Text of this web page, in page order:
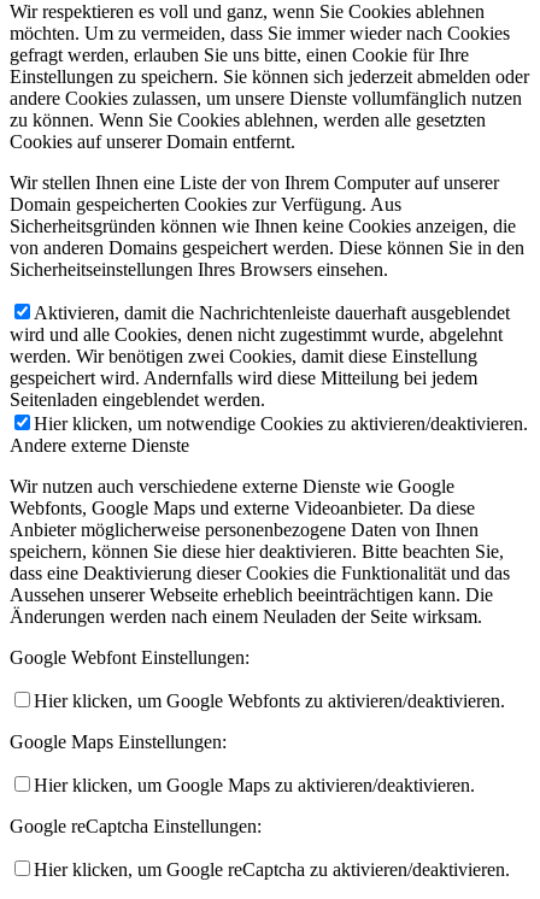
Wir respektieren es voll und ganz, wenn Sie Cookies ablehnen
möchten. Um zu vermeiden, dass Sie immer wieder nach Cookies
gefragt werden, erlauben Sie uns bitte, einen Cookie für Ihre
Einstellungen zu speichern. Sie können sich jederzeit abmelden oder
andere Cookies zulassen, um unsere Dienste vollumfänglich nutzen
zu können. Wenn Sie Cookies ablehnen, werden alle gesetzten
Cookies auf unserer Domain entfernt.
Wir stellen Ihnen eine Liste der von Ihrem Computer auf unserer
Domain gespeicherten Cookies zur Verfügung. Aus
Sicherheitsgründen können wie Ihnen keine Cookies anzeigen, die
von anderen Domains gespeichert werden. Diese können Sie in den
Sicherheitseinstellungen Ihres Browsers einsehen.
Aktivieren, damit die Nachrichtenleiste dauerhaft ausgeblendet
wird und alle Cookies, denen nicht zugestimmt wurde, abgelehnt
werden. Wir benötigen zwei Cookies, damit diese Einstellung
gespeichert wird. Andernfalls wird diese Mitteilung bei jedem
Seitenladen eingeblendet werden.
Hier klicken, um notwendige Cookies zu aktivieren/deaktivieren.
Andere externe Dienste
Wir nutzen auch verschiedene externe Dienste wie Google
Webfonts, Google Maps und externe Videoanbieter. Da diese
Anbieter möglicherweise personenbezogene Daten von Ihnen
speichern, können Sie diese hier deaktivieren. Bitte beachten Sie,
dass eine Deaktivierung dieser Cookies die Funktionalität und das
Aussehen unserer Webseite erheblich beeinträchtigen kann. Die
Änderungen werden nach einem Neuladen der Seite wirksam.
Google Webfont Einstellungen:
Hier klicken, um Google Webfonts zu aktivieren/deaktivieren.
Google Maps Einstellungen:
Hier klicken, um Google Maps zu aktivieren/deaktivieren.
Google reCaptcha Einstellungen:
Hier klicken, um Google reCaptcha zu aktivieren/deaktivieren.